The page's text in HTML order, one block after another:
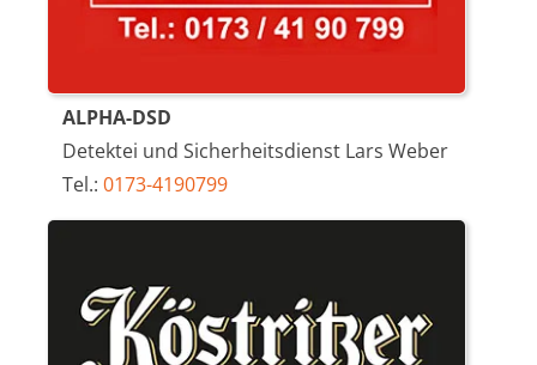
ALPHA-DSD
Detektei und Sicherheitsdienst Lars Weber
Tel.:0173-4190799